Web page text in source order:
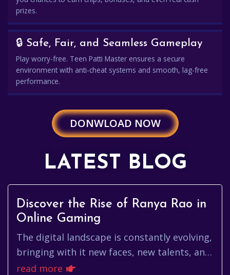
prizes.
🔒 Safe, Fair, and Seamless Gameplay
Play worry-free. Teen Patti Master ensures a secure
environment with anti-cheat systems and smooth, lag-free
performance.
DONWLOAD NOW
LATEST BLOG
Discover the Rise of Ranya Rao in
Online Gaming
The digital landscape is constantly evolving,
bringing with it new faces, new talents, and
new stories of success. One such story
read more